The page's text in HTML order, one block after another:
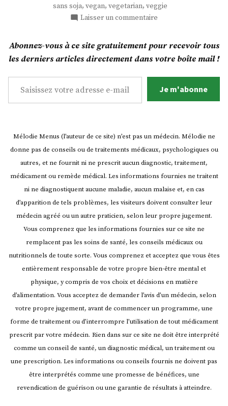
sans soja, vegan, vegetarian, veggie
Laisser un commentaire
garnie
!
Abonnez-vous à ce site gratuitement pour recevoir tous
les derniers articles directement dans votre boîte mail !
Saisissez votre adresse e-mail…
Je m'abonne
Mélodie Menus (l’auteur de ce site) n’est pas un médecin. Mélodie ne
donne pas de conseils ou de traitements médicaux, psychologiques ou
autres, et ne fournit ni ne prescrit aucun diagnostic, traitement,
médicament ou remède médical. Les informations fournies ne traitent
ni ne diagnostiquent aucune maladie, aucun malaise et, en cas
d’apparition de tels problèmes, les visiteurs doivent consulter leur
médecin agréé ou un autre praticien, selon leur propre jugement.
Vous comprenez que les informations fournies sur ce site ne
remplacent pas les soins de santé, les conseils médicaux ou
nutritionnels de toute sorte. Vous comprenez et acceptez que vous êtes
entièrement responsable de votre propre bien-être mental et
physique, y compris de vos choix et décisions en matière
d’alimentation. Vous acceptez de demander l’avis d’un médecin, selon
votre propre jugement, avant de commencer un programme, une
forme de traitement ou d’interrompre l’utilisation de tout médicament
prescrit par votre médecin. Rien dans sur ce site ne doit être interprété
comme un conseil de santé, un diagnostic médical, un traitement ou
une prescription. Les informations ou conseils fournis ne doivent pas
être interprétés comme une promesse de bénéfices, une
revendication de guérison ou une garantie de résultats à atteindre.